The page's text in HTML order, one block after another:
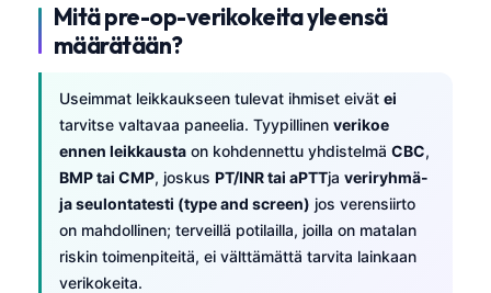
Mitä pre-op-verikokeita yleensä
määrätään?
Useimmat leikkaukseen tulevat ihmiset eivät ei
tarvitse valtavaa paneelia. Tyypillinen verikoe
ennen leikkausta on kohdennettu yhdistelmä CBC,
BMP tai CMP, joskus PT/INR tai aPTTja veriryhmä-
ja seulontatesti (type and screen) jos verensiirto
on mahdollinen; terveillä potilailla, joilla on matalan
riskin toimenpiteitä, ei välttämättä tarvita lainkaan
verikokeita.